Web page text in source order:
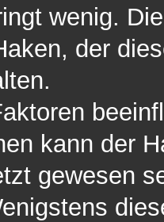
wenig.
der
kann der
gewesen